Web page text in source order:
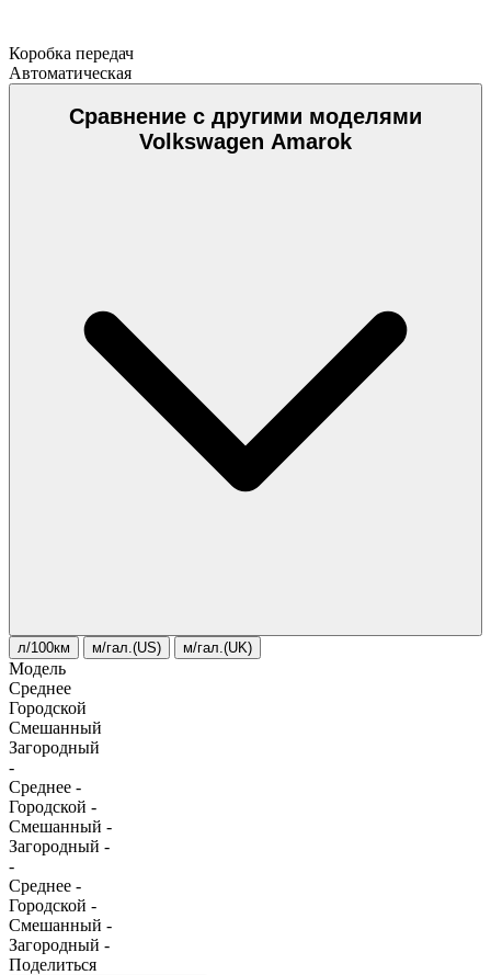
Коробка передач
Автоматическая
Сравнение с другими моделями
Volkswagen Amarok
л/100км м/гал.(US) м/гал.(UK)
Модель
Среднее
Городской
Смешанный
Загородный
-
Среднее -
Городской -
Смешанный -
Загородный -
-
Среднее -
Городской -
Смешанный -
Загородный -
Поделиться